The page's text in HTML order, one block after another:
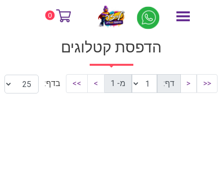
0 דף הבית הדפסת קטלוגים
הדפסת קטלוגים
<<
< דף: מ- 1 >
>> בדף: